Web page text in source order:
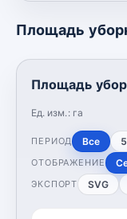
Площадь
Площадь
Ед. изм.: га
ПЕРИОД Все
ОТОБРАЖЕНИЕ
ЭКСПОРТ SVG